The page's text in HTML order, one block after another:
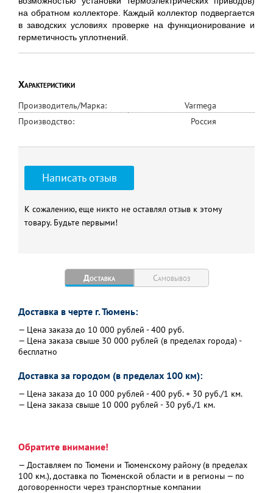
на обратном коллекторе. Каждый коллектор подвергается
в заводских условиях проверке на функционирование и
герметичность уплотнений.
Характеристики
Производитель/Марка:
Varmega
Производство:
Россия
Написать отзыв
К сожалению, еще никто не оставлял отзыв к этому
товару. Будьте первыми!
Доставка Самовывоз
Доставка в черте г. Тюмень:
— Цена заказа до 10 000 рублей - 400 руб.
— Цена заказа свыше 30 000 рублей (в пределах города) -
бесплатно
Доставка за городом (в пределах 100 км):
— Цена заказа до 10 000 рублей - 400 руб. + 30 руб./1 км.
— Цена заказа свыше 10 000 рублей - 30 руб./1 км.
Обратите внимание!
— Доставляем по Тюмени и Тюменскому району (в пределах
100 км.), доставка по Тюменской области и в регионы — по
договоренности через транспортные компании